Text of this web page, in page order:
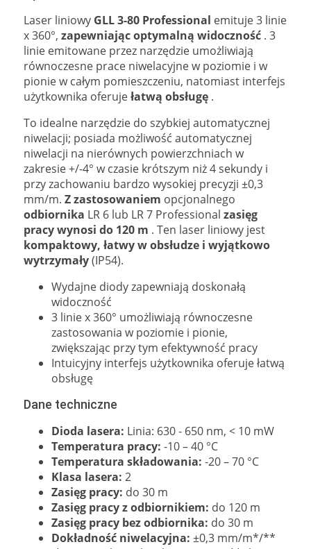
Laser liniowy GLL 3-80 Professional emituje 3 linie
x 360°, zapewniając optymalną widoczność . 3
linie emitowane przez narzędzie umożliwiają
równoczesne prace niwelacyjne w poziomie i w
pionie w całym pomieszczeniu, natomiast interfejs
użytkownika oferujełatwą obsługę .
To idealne narzędzie do szybkiej automatycznej
niwelacji; posiada możliwość automatycznej
niwelacji na nierównych powierzchniach w
zakresie +/-4° w czasie krótszym niż 4 sekundy i
przy zachowaniu bardzo wysokiej precyzji ±0,3
mm/m. Z zastosowaniem opcjonalnego
odbiornika LR 6 lub LR 7 Professional zasięg
pracy wynosi do 120 m . Ten laser liniowy jest
kompaktowy, łatwy w obsłudze i wyjątkowo
wytrzymały(IP54).
Wydajne diody zapewniają doskonałą
widoczność
3 linie x 360° umożliwiają równoczesne
zastosowania w poziomie i pionie,
zwiększając przy tym efektywność pracy
Intuicyjny interfejs użytkownika oferuje łatwą
obsługę
Dane techniczne
Dioda lasera: Linia: 630 - 650 nm, < 10 mW
Temperatura pracy: -10 – 40 °C
Temperatura składowania: -20 – 70 °C
Klasa lasera: 2
Zasięg pracy: do 30 m
Zasięg pracy z odbiornikiem: do 120 m
Zasięg pracy bez odbiornika: do 30 m
Dokładność niwelacyjna: ±0,3 mm/m*/**